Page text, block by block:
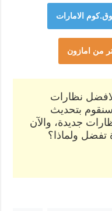
الامارات
من امازون
لافضل نظارات
بتحديث
جديدة، والآن
تفضل ولماذا؟